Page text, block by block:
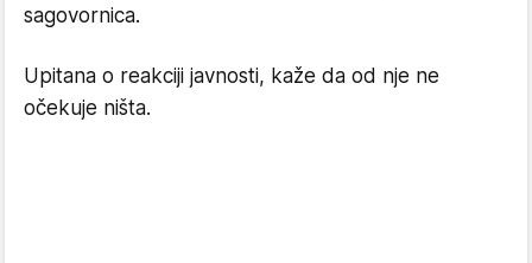
sagovornica.
Upitana o reakciji javnosti, kaže da od nje ne
očekuje ništa.